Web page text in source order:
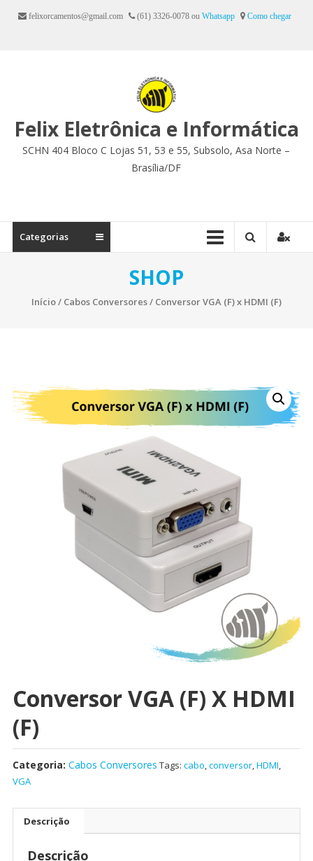
para
felixorcamentos@gmail.com (61) 3326-0078 ou Whatsapp Como chegar
Felix Eletrônica e Informática
SCHN 404 Bloco C Lojas 51, 53 e 55, Subsolo, Asa Norte –
Brasília/DF
Categorias
SHOP
Início/ Cabos Conversores/ Conversor VGA (F) x HDMI (F)
Conversor VGA (F) X HDMI
(F)
Categoria: Cabos Conversores Tags: cabo,conversor,HDMI,
VGA
Descrição
Descrição